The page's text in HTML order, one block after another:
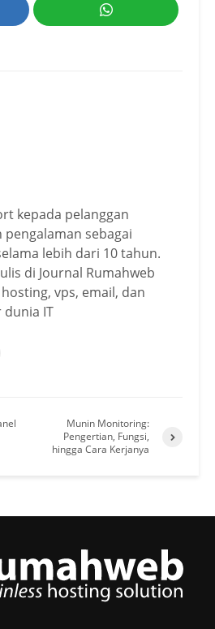
kepada pelanggan
pengalaman sebagai
lebih dari 10 tahun.
di Journal Rumahweb
vps, email, dan
IT
Munin Monitoring:
Pengertian, Fungsi,
hingga Cara Kerjanya